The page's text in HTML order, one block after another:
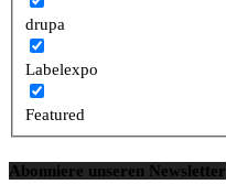
drupa
Labelexpo
Featured
Abonniere unseren Newsletter